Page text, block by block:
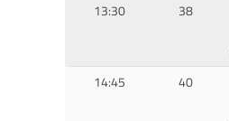
13:30 38
14:45 40